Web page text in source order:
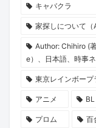
キャバクラ
家探しについて（
Author: Chihiro (
e）、日本語、時事
東京レインボープ
アニメ BL
プロム 百